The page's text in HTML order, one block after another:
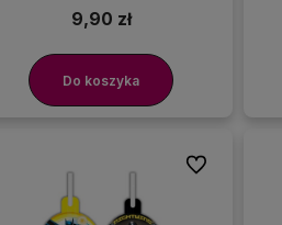
9,90 zł
Do koszyka
Do ulubionych